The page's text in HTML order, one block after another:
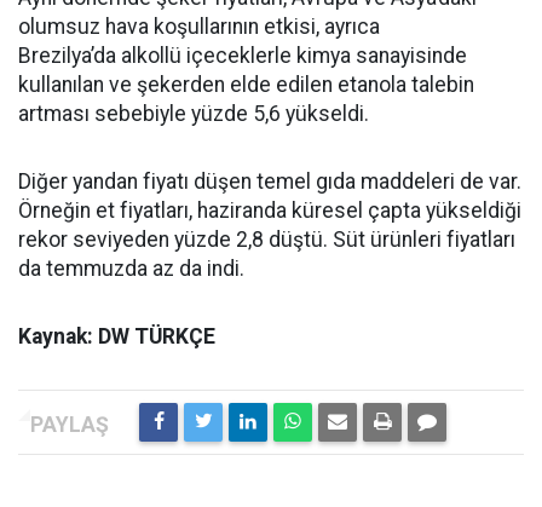
olumsuz hava koşullarının etkisi, ayrıca
Brezilya’da alkollü içeceklerle kimya sanayisinde
kullanılan ve şekerden elde edilen etanola talebin
artması sebebiyle yüzde 5,6 yükseldi.
Diğer yandan fiyatı düşen temel gıda maddeleri de var.
Örneğin et fiyatları, haziranda küresel çapta yükseldiği
rekor seviyeden yüzde 2,8 düştü. Süt ürünleri fiyatları
da temmuzda az da indi.
Kaynak: DW TÜRKÇE